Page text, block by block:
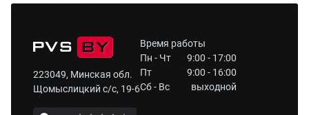
223049, Минская обл.
Щомыслицкий с/с, 19-6
Время работы
Пн - Чт
9:00 - 17:00
Пт
9:00 - 16:00
Сб - Вс
выходной